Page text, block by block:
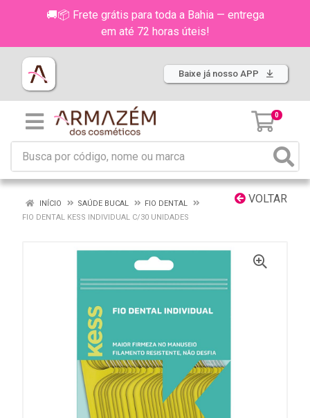
🚚📦 Frete grátis para toda a Bahia — entrega
em até 72 horas úteis!
Baixe já nosso APP
0
VOLTAR
INÍCIO SAÚDE BUCAL
FIO DENTAL
FIO DENTAL KESS INDIVIDUAL C/30 UNIDADES